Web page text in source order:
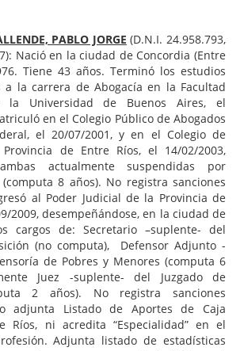
PABLO JORGE (D.N.I. 24.958.793,
Nació en la ciudad de Concordia (Entre
Tiene 43 años. Terminó los estudios
a la carrera de Abogacía en la Facultad
la Universidad de Buenos Aires, el
en el Colegio Público de Abogados
el 20/07/2001, y en el Colegio de
de Entre Ríos, el 14/02/2003,
actualmente suspendidas por
8 años). No registra sanciones
al Poder Judicial de la Provincia de
2009, desempeñándose, en la ciudad de
cargos de: Secretario –suplente- del
(no computa), Defensor Adjunto -
de Pobres y Menores (computa 6
Juez -suplente- del Juzgado de
2 años). No registra sanciones
adjunta Listado de Aportes de Caja
Ríos, ni acredita “Especialidad” en el
Adjunta listado de estadísticas